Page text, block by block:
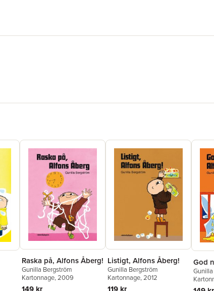
Raska på, Alfons Åberg!
Gunilla Bergström
Kartonnage, 2009
149 kr
Listigt, Alfons Åberg!
Gunilla Bergström
Kartonnage, 2012
God